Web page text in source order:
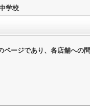
学校
ージであり、各店舗への